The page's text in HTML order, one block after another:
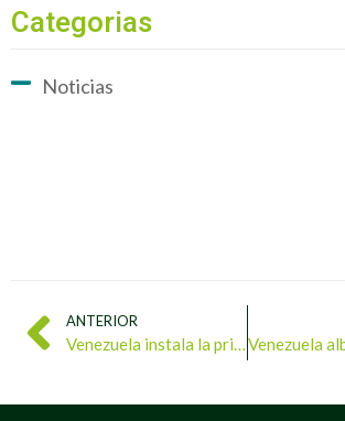
Categorias
Noticias
ANTERIOR
Venezuela instala la primera mesa técnica para la conservación de la biodiversidad marina y el control de especies exóticas invasoras